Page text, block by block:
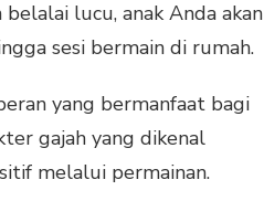
lucu, anak Anda akan
sesi bermain di rumah.
yang bermanfaat bagi
gajah yang dikenal
melalui permainan.